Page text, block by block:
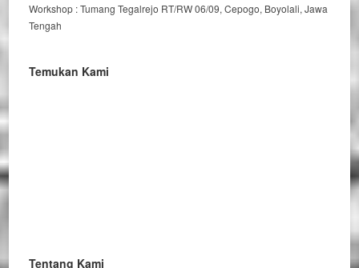
Workshop : Tumang Tegalrejo RT/RW 06/09, Cepogo, Boyolali, Jawa
Tengah
Temukan Kami
Tentang Kami